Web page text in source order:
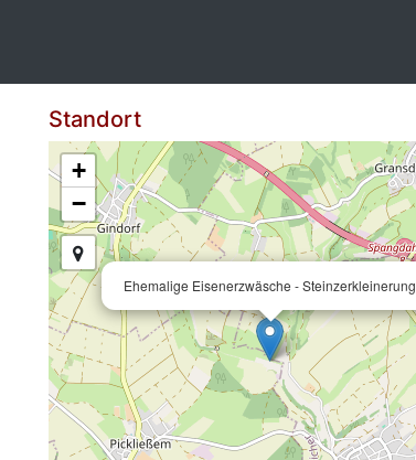
Standort
Ehemalige Eisenerzwäsche - Steinzerkleinerung
+
−